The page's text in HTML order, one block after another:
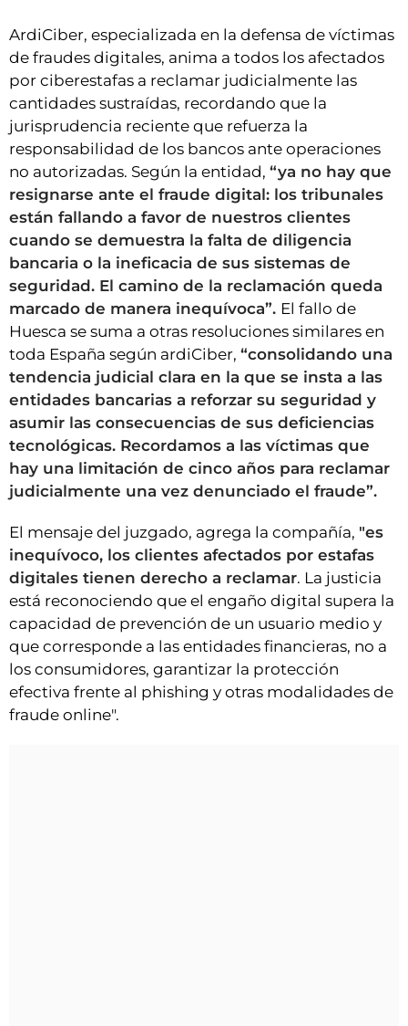
ArdiCiber, especializada en la defensa de víctimas
de fraudes digitales, anima a todos los afectados
por ciberestafas a reclamar judicialmente las
cantidades sustraídas, recordando que la
jurisprudencia reciente que refuerza la
responsabilidad de los bancos ante operaciones
no autorizadas. Según la entidad, “ya no hay que
resignarse ante el fraude digital: los tribunales
están fallando a favor de nuestros clientes
cuando se demuestra la falta de diligencia
bancaria o la ineficacia de sus sistemas de
seguridad. El camino de la reclamación queda
marcado de manera inequívoca”. El fallo de
Huesca se suma a otras resoluciones similares en
toda España según ardiCiber, “consolidando una
tendencia judicial clara en la que se insta a las
entidades bancarias a reforzar su seguridad y
asumir las consecuencias de sus deficiencias
tecnológicas. Recordamos a las víctimas que
hay una limitación de cinco años para reclamar
judicialmente una vez denunciado el fraude”.
El mensaje del juzgado, agrega la compañía, "es
inequívoco, los clientes afectados por estafas
digitales tienen derecho a reclamar. La justicia
está reconociendo que el engaño digital supera la
capacidad de prevención de un usuario medio y
que corresponde a las entidades financieras, no a
los consumidores, garantizar la protección
efectiva frente al phishing y otras modalidades de
fraude online".